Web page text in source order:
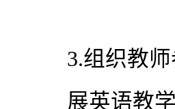
3.组织教
展英语教